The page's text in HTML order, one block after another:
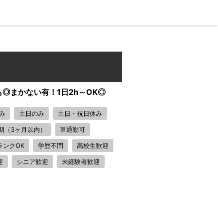
◎まかない有！1日2h～OK◎
土日のみ 土日・祝日休み
（3ヶ月以内） 車通勤可
ンクOK 学歴不問 高校生歓迎
シニア歓迎 未経験者歓迎